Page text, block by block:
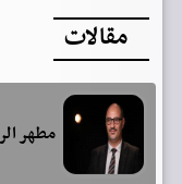
مقالات
مطهر